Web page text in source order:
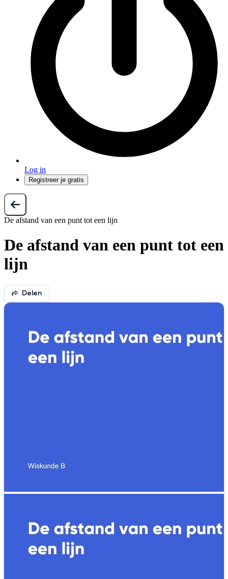
Log in
Registreer je gratis
De afstand van een punt tot een lijn
De afstand van een punt tot een
lijn
Delen